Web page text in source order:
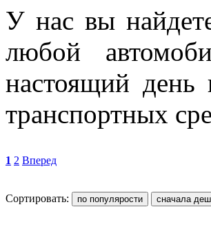
У нас вы
любой
настоящий день
транспортных
1 2 Вперед
Сортировать: